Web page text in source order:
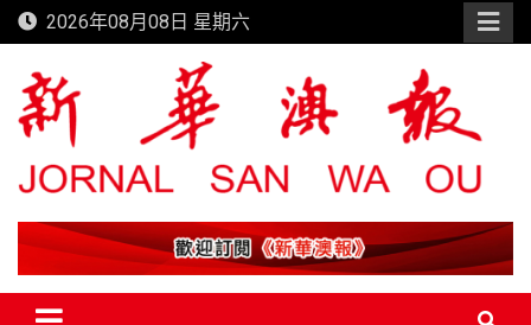
Skip
to
content
2026年08月08日 星期六
新華澳報